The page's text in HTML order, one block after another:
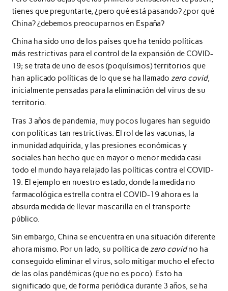
tienes que preguntarte, ¿pero qué está pasando? ¿por qué
China? ¿debemos preocuparnos en España?
China ha sido uno de los países que ha tenido políticas
más restrictivas para el control de la expansión de COVID-
19; se trata de uno de esos (poquísimos) territorios que
han aplicado políticas de lo que se ha llamado zero covid,
inicialmente pensadas para la eliminación del virus de su
territorio.
Tras 3 años de pandemia, muy pocos lugares han seguido
con políticas tan restrictivas. El rol de las vacunas, la
inmunidad adquirida, y las presiones económicas y
sociales han hecho que en mayor o menor medida casi
todo el mundo haya relajado las políticas contra el COVID-
19. El ejemplo en nuestro estado, donde la medida no
farmacológica estrella contra el COVID-19 ahora es la
absurda medida de llevar mascarilla en el transporte
público.
Sin embargo, China se encuentra en una situación diferente
ahora mismo. Por un lado, su política de zero covidno ha
conseguido eliminar el virus, solo mitigar mucho el efecto
de las olas pandémicas (que no es poco). Esto ha
significado que, de forma periódica durante 3 años, se ha